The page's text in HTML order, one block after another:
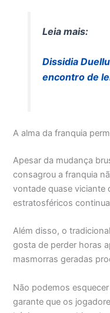
Leia mais:
Dissidia
encontro de
A alma da franquia
Apesar da mudança
consagrou a franquia
vontade quase viciante
estratosféricos
Além disso, o
gosta de perder horas
masmorras geradas
Não podemos
garante que os